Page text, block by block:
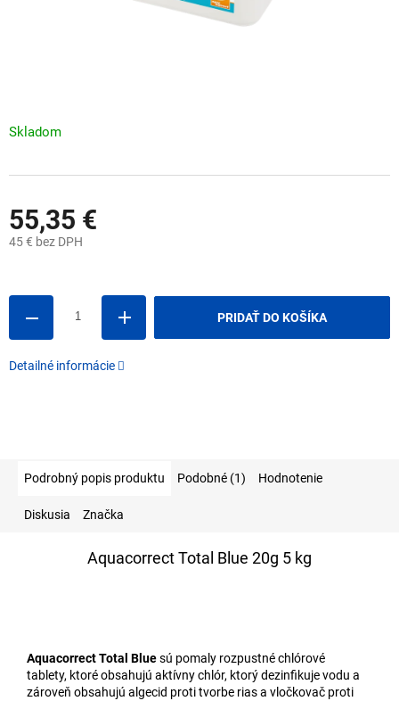
55,35 €
45 € bez DPH
Skladom
PRIDAŤ DO KOŠÍKA
Detailné informácie
Podrobný popis produktu Podobné (1) Hodnotenie
Diskusia Značka
Aquacorrect Total Blue 20g 5 kg
Aquacorrect Total Bluesú pomaly rozpustné chlórové
tablety, ktoré obsahujú aktívny chlór, ktorý dezinfikuje vodu a
zároveň obsahujú algecid proti tvorbe rias a vločkovač proti